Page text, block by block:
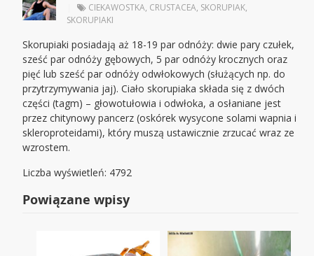
CIEKAWOSTKA, CRUSTACEA, SKORUPIAK,
SKORUPIAKI
Skorupiaki posiadają aż 18-19 par odnóży: dwie pary czułek,
sześć par odnóży gębowych, 5 par odnóży krocznych oraz
pięć lub sześć par odnóży odwłokowych (służących np. do
przytrzymywania jaj). Ciało skorupiaka składa się z dwóch
części (tagm) – głowotułowia i odwłoka, a osłaniane jest
przez chitynowy pancerz (oskórek wysycone solami wapnia i
skleroproteidami), który muszą ustawicznie zrzucać wraz ze
wzrostem.
Liczba wyświetleń: 4792
Powiązane wpisy